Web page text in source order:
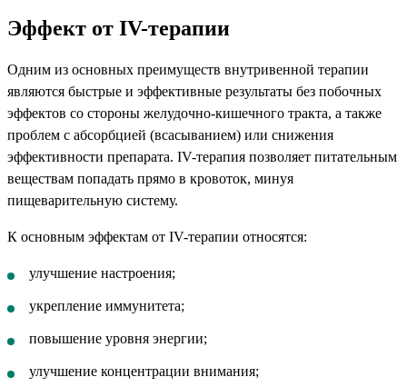
Эффект от IV-терапии
Одним из основных преимуществ внутривенной терапии
являются быстрые и эффективные результаты без побочных
эффектов со стороны желудочно-кишечного тракта, а также
проблем с абсорбцией (всасыванием) или снижения
эффективности препарата. IV-терапия позволяет питательным
веществам попадать прямо в кровоток, минуя
пищеварительную систему.
К основным эффектам от IV-терапии относятся:
улучшение настроения;
укрепление иммунитета;
повышение уровня энергии;
улучшение концентрации внимания;